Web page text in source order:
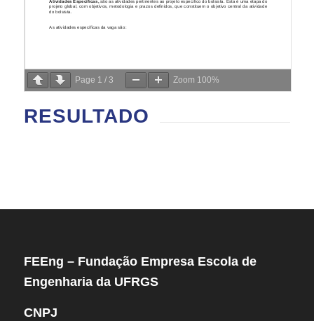
Page 1 / 3 Zoom 100%
RESULTADO
FEEng – Fundação Empresa Escola de
Engenharia da UFRGS
CNPJ